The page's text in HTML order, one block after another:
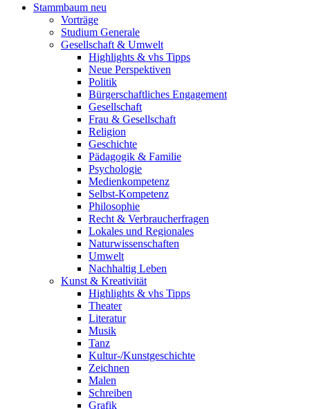
Stammbaum neu
Vorträge
Studium Generale
Gesellschaft & Umwelt
Highlights & vhs Tipps
Neue Perspektiven
Politik
Bürgerschaftliches Engagement
Gesellschaft
Frau & Gesellschaft
Religion
Geschichte
Pädagogik & Familie
Psychologie
Medienkompetenz
Selbst-Kompetenz
Philosophie
Recht & Verbraucherfragen
Lokales und Regionales
Naturwissenschaften
Umwelt
Nachhaltig Leben
Kunst & Kreativität
Highlights & vhs Tipps
Theater
Literatur
Musik
Tanz
Kultur-/Kunstgeschichte
Zeichnen
Malen
Schreiben
Grafik